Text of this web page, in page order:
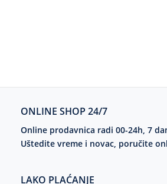
ONLINE SHOP 24/7
Online prodavnica radi 00-24h, 7
Uštedite vreme i novac, poručite
LAKO PLAĆANJE